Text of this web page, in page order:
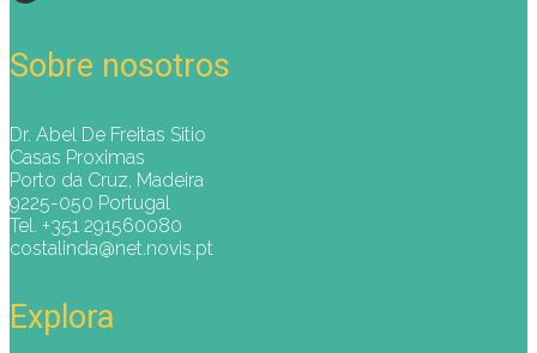
Sobre nosotros
Dr. Abel De Freitas Sitio
Casas Proximas
Porto da Cruz, Madeira
9225-050 Portugal
Tel. +351 291560080
costalinda@net.novis.pt
Explora